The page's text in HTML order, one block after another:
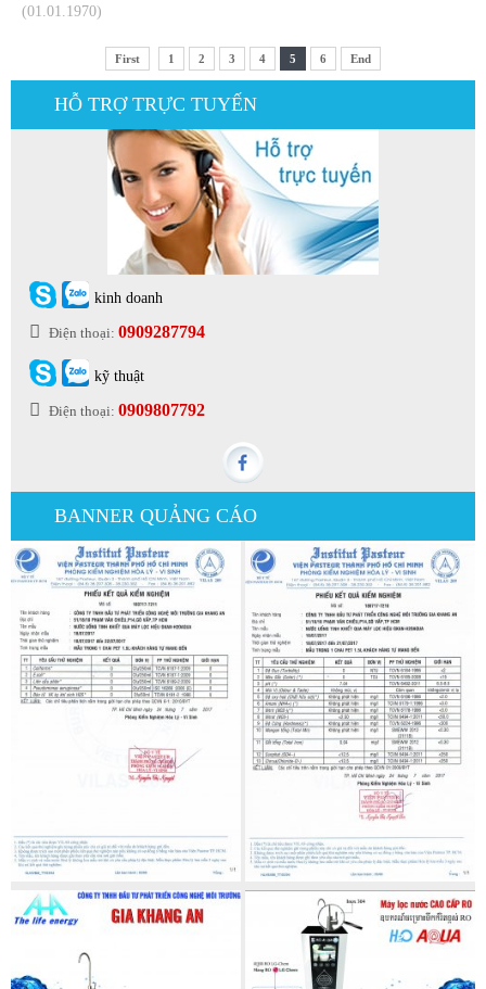
(01.01.1970)
First 1 2 3 4 5 6 End
HỖ TRỢ TRỰC TUYẾN
kinh doanh
Điện thoại: 0909287794
kỹ thuật
Điện thoại: 0909807792
BANNER QUẢNG CÁO